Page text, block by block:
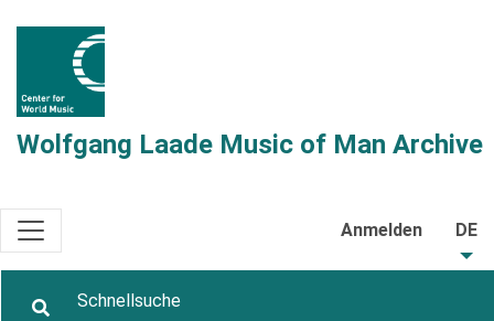
Wolfgang Laade Music of Man Archive
Anmelden DE